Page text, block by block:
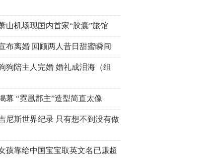
山机场现国内首家“胶囊”旅馆
布离婚 回顾两人昔日甜蜜瞬间
狗陪主人完婚 婚礼成泪海（组
幕 “霓凰郡主”造型简直太像
尼斯世界纪录 只有想不到没有做
孩靠给中国宝宝取英文名已赚超